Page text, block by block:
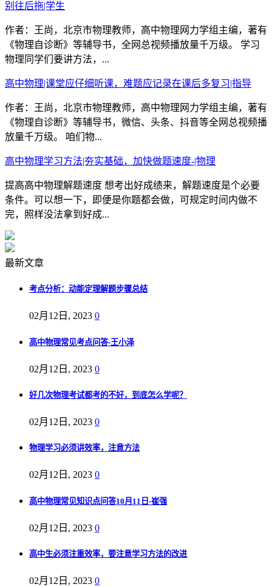
别往后拖|学生
作者：王尚，北京市物理教师，高中物理网力学组主编，著有
《物理自诊断》等辅导书，全网总视频播放量千万级。 学习
物理同学们要讲方法，...
高中物理|课堂应仔细听课，难题应记录在课后多复习|指导
作者：王尚，北京市物理教师，高中物理网力学组主编，著有
《物理自诊断》等辅导书，微信、头条、抖音等全网总视频播
放量千万级。 咱们物...
高中物理学习方法|夯实基础，加快做题速度-|物理
提高高中物理解题速度 想考出好成绩来，解题速度是个必要
条件。可以想一下，即便是你题都会做，可规定时间内做不
完，照样没法拿到好成...
最新文章
考点分析：动能定理解题步骤总结
02月12日, 2023 0
高中物理常见考点问答-王小泽
02月12日, 2023 0
好几次物理考试都考的不好，到底怎么学呢？
02月12日, 2023 0
物理学习必须讲效率，注意方法
02月12日, 2023 0
高中物理常见知识点问答10月11日-崔强
02月12日, 2023 0
高中生必须注重效率，要注意学习方法的改进
02月12日, 2023 0